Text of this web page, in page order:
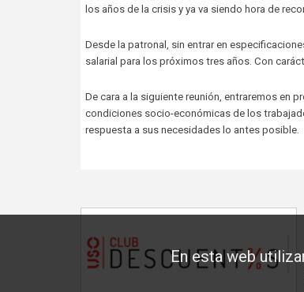
En esta web
los años de la crisis y ya va siendo hora de
Desde la patronal, sin entrar en
salarial para los próximos tres años. Con
De cara a la siguiente reunión, entraremos en
condiciones socio-económicas de los
respuesta a sus necesidades lo antes posible.